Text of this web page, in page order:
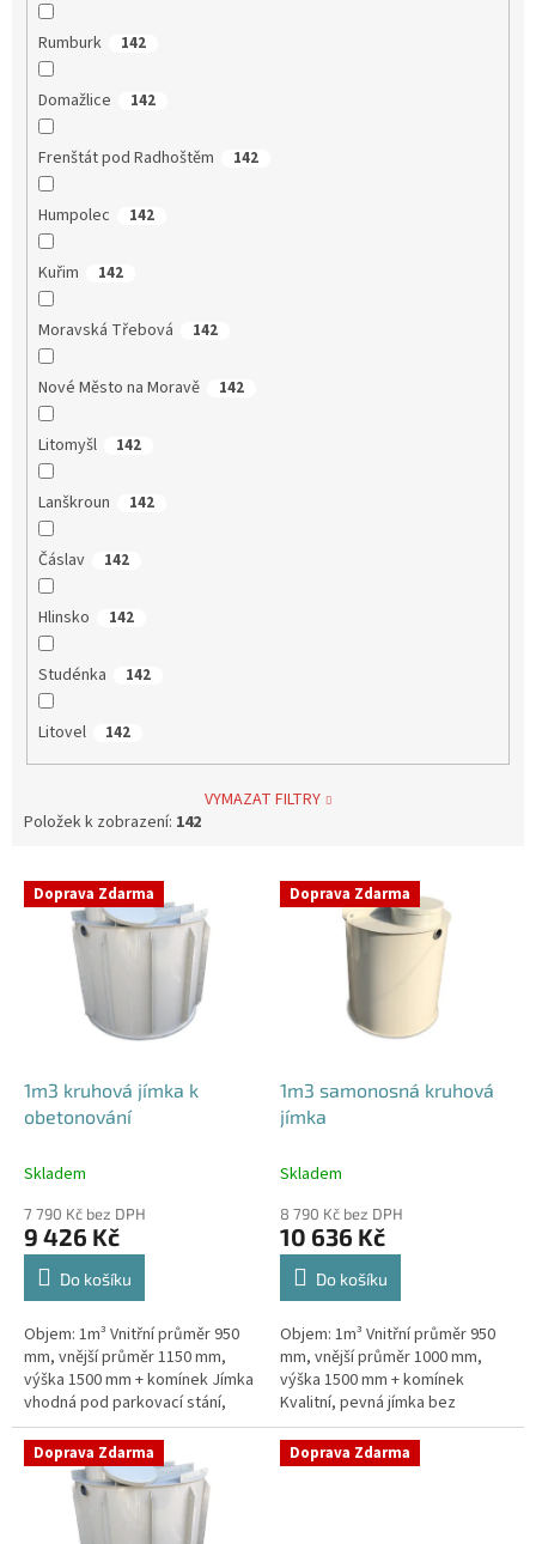
Rumburk 142
Domažlice 142
Frenštát pod Radhoštěm 142
Humpolec 142
Kuřim 142
Moravská Třebová 142
Nové Město na Moravě 142
Litomyšl 142
Lanškroun 142
Čáslav 142
Hlinsko 142
Studénka 142
Litovel 142
VYMAZAT FILTRY
Položek k zobrazení: 142
V Doprava Zdarma
1m3 kruhová jímka k
obetonování
Skladem
7 790 Kč bez DPH
9 426 Kč
Do košíku
Objem: 1m³ Vnitřní průměr 950
mm, vnější průměr 1150 mm,
výška 1500 mm + komínek Jímka
vhodná pod parkovací stání,
komunikace i terasy Průměr
přítoku specifikujte v...
Doprava Zdarma
1m3 samonosná kruhová
jímka
Skladem
8 790 Kč bez DPH
10 636 Kč
Do košíku
Objem: 1m³ Vnitřní průměr 950
mm, vnější průměr 1000 mm,
výška 1500 mm + komínek
Kvalitní, pevná jímka bez
potřeby obetonování. Průměr
přítoku specifikujte v...
Doprava Zdarma Doprava Zdarma